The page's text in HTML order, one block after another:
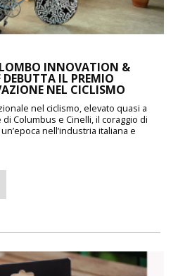
INNOVATION &
IL PREMIO
NEL CICLISMO
nel ciclismo, elevato quasi a
Columbus e Cinelli, il coraggio di
nell’industria italiana e